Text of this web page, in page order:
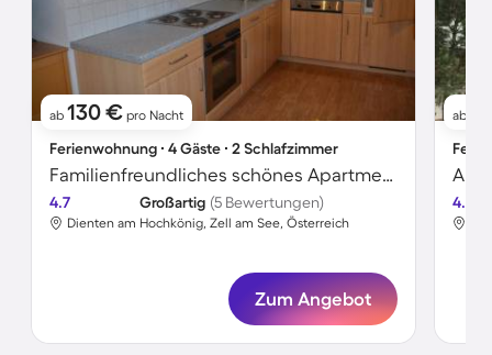
ab 130 € pro Nacht
Ferienwohnung ∙ 4 Gäste ∙ 2 Schlafzimmer
Familienfreundliches schönes Apartment mit Garten und Grill | Skifahren in der Nähe
4.7 Großartig (5 Bewertungen)
Dienten am Hochkönig, Zell am See, Österreich
Zum Angebot
ab
4.7